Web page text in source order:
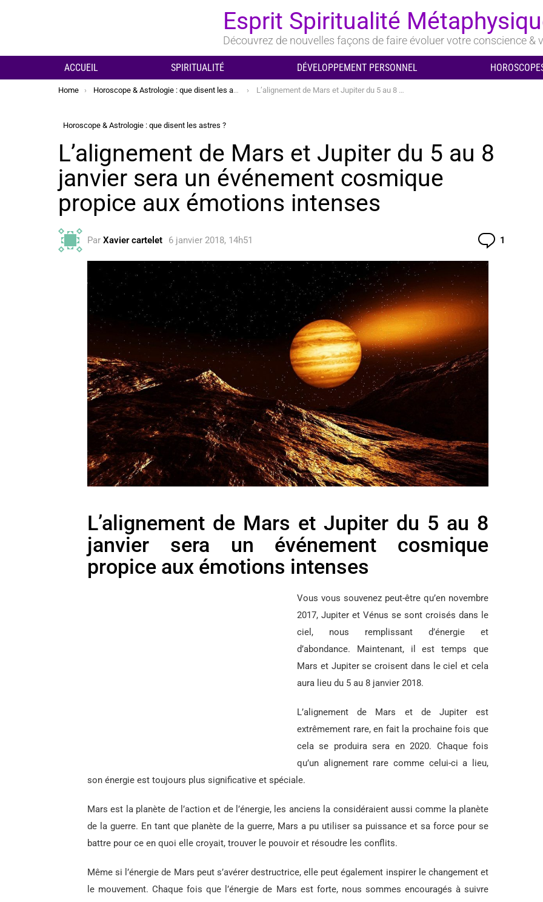
Esprit Spiritualité
Découvrez de nouvelles façons de faire évoluer votre conscience &
ACCUEIL SPIRITUALITÉ DÉVELOPPEMENT PERSONNEL
You are here:
Home Horoscope & Astrologie : que disent les astres ? L’alignement de Mars et Jupiter du 5 au 8 janvier sera un événement cosmique propice aux émotions intenses
Horoscope & Astrologie : que disent les astres ?
L’alignement de Mars et Jupiter du 5 au 8
janvier sera un événement cosmique
propice aux émotions intenses
Par Xavier cartelet 6 janvier 2018, 14h51 1
L’alignement de Mars et Jupiter du 5 au 8
janvier sera un événement cosmique
propice aux émotions intenses
Vous vous souvenez peut-être qu’en novembre
2017, Jupiter et Vénus se sont croisés dans le
ciel, nous remplissant d’énergie et
d’abondance. Maintenant, il est temps que
Mars et Jupiter se croisent dans le ciel et cela
aura lieu du 5 au 8 janvier 2018.
L’alignement de Mars et de Jupiter est
extrêmement rare, en fait la prochaine fois que
cela se produira sera en 2020. Chaque fois
qu’un alignement rare comme celui-ci a lieu,
son énergie est toujours plus significative et spéciale.
Mars est la planète de l’action et de l’énergie, les anciens la considéraient aussi comme la planète
de la guerre. En tant que planète de la guerre, Mars a pu utiliser sa puissance et sa force pour se
battre pour ce en quoi elle croyait, trouver le pouvoir et résoudre les conflits.
Même si l’énergie de Mars peut s’avérer destructrice, elle peut également inspirer le changement et
le mouvement. Chaque fois que l’énergie de Mars est forte, nous sommes encouragés à suivre